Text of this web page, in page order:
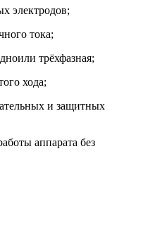
электродов;
тока;
трёхфазная;
хода;
и защитных
аппарата без